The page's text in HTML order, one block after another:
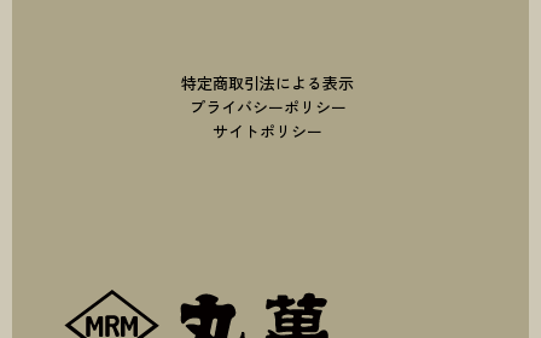
特定商取引法による表示
プライバシーポリシー
サイトポリシー